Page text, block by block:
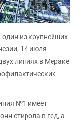
один из крупнейших
14 июля
линиях в Мераке
№1 имеет
стирола в год, а